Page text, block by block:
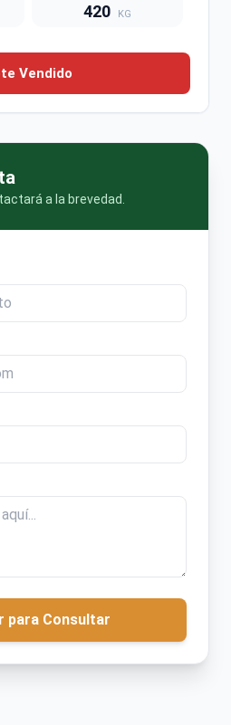
420 KG
Vendido
a la brevedad.
para Consultar